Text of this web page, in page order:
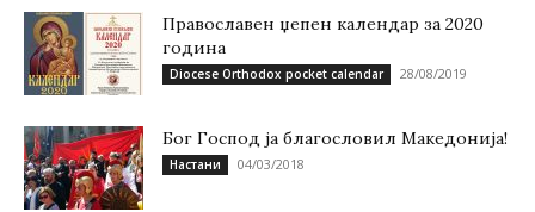
Православен џепен календар за 2020
година
Diocese Orthodox pocket calendar 28/08/2019
Бог Господ ја благословил Македонија!
Настани 04/03/2018